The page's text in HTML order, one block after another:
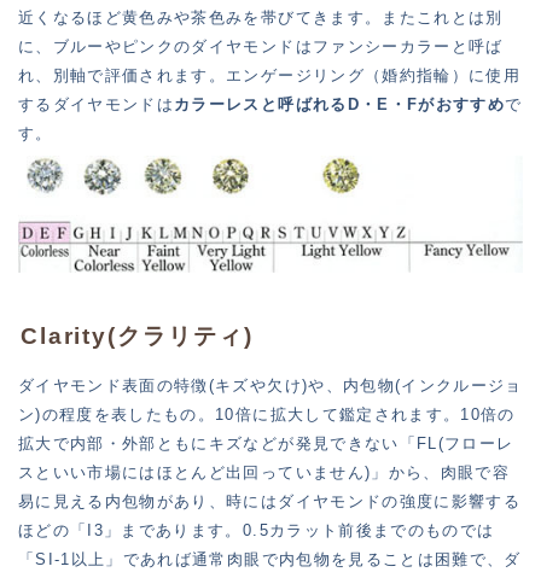
近くなるほど黄色みや茶色みを帯びてきます。またこれとは別
に、ブルーやピンクのダイヤモンドはファンシーカラーと呼ば
れ、別軸で評価されます。エンゲージリング（婚約指輪）に使用
するダイヤモンドは カラーレスと呼ばれるD・E・Fがおすすめで
す。
Clarity(クラリティ)
ダイヤモンド表面の特徴(キズや欠け)や、内包物(インクルージョ
ン)の程度を表したもの。10倍に拡大して鑑定されます。10倍の
拡大で内部・外部ともにキズなどが発見できない「FL(フローレ
スといい市場にはほとんど出回っていません)」から、肉眼で容
易に見える内包物があり、時にはダイヤモンドの強度に影響する
ほどの「I3」まであります。0.5カラット前後までのものでは
「SI-1以上」であれば通常肉眼で内包物を見ることは困難で、ダ